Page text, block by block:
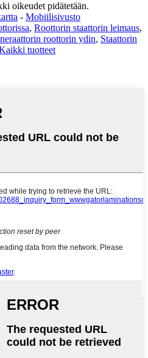
oikeudet pidätetään.
- Mobiilisivusto
, Roottorin staattorin leimaus,
roottorin ydin, Staattorin
tuotteet